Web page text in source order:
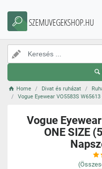
SZEMUVEGEKSHOP.HU
Home Divat és ruházat
Vogue Eyewear VO5583S
Vogue
ONE SIZE